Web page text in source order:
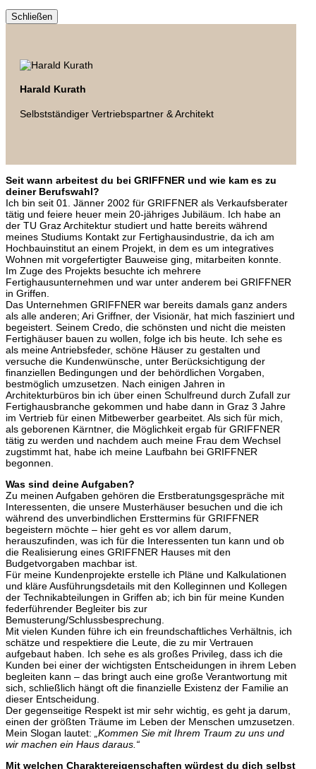
Schließen
Harald Kurath
Selbstständiger Vertriebspartner & Architekt
Seit wann arbeitest du bei GRIFFNER und wie kam es zu
deiner Berufswahl?
Ich bin seit 01. Jänner 2002 für GRIFFNER als Verkaufsberater
tätig und feiere heuer mein 20-jähriges Jubiläum. Ich habe an
der TU Graz Architektur studiert und hatte bereits während
meines Studiums Kontakt zur Fertighausindustrie, da ich am
Hochbauinstitut an einem Projekt, in dem es um integratives
Wohnen mit vorgefertigter Bauweise ging, mitarbeiten konnte.
Im Zuge des Projekts besuchte ich mehrere
Fertighausunternehmen und war unter anderem bei GRIFFNER
in Griffen.
Das Unternehmen GRIFFNER war bereits damals ganz anders
als alle anderen; Ari Griffner, der Visionär, hat mich fasziniert und
begeistert. Seinem Credo, die schönsten und nicht die meisten
Fertighäuser bauen zu wollen, folge ich bis heute. Ich sehe es
als meine Antriebsfeder, schöne Häuser zu gestalten und
versuche die Kundenwünsche, unter Berücksichtigung der
finanziellen Bedingungen und der behördlichen Vorgaben,
bestmöglich umzusetzen. Nach einigen Jahren in
Architekturbüros bin ich über einen Schulfreund durch Zufall zur
Fertighausbranche gekommen und habe dann in Graz 3 Jahre
im Vertrieb für einen Mitbewerber gearbeitet. Als sich für mich,
als geborenen Kärntner, die Möglichkeit ergab für GRIFFNER
tätig zu werden und nachdem auch meine Frau dem Wechsel
zugstimmt hat, habe ich meine Laufbahn bei GRIFFNER
begonnen.
Was sind deine Aufgaben?
Zu meinen Aufgaben gehören die Erstberatungsgespräche mit
Interessenten, die unsere Musterhäuser besuchen und die ich
während des unverbindlichen Ersttermins für GRIFFNER
begeistern möchte – hier geht es vor allem darum,
herauszufinden, was ich für die Interessenten tun kann und ob
die Realisierung eines GRIFFNER Hauses mit den
Budgetvorgaben machbar ist.
Für meine Kundenprojekte erstelle ich Pläne und Kalkulationen
und kläre Ausführungsdetails mit den Kolleginnen und Kollegen
der Technikabteilungen in Griffen ab; ich bin für meine Kunden
federführender Begleiter bis zur
Bemusterung/Schlussbesprechung.
Mit vielen Kunden führe ich ein freundschaftliches Verhältnis, ich
schätze und respektiere die Leute, die zu mir Vertrauen
aufgebaut haben. Ich sehe es als großes Privileg, dass ich die
Kunden bei einer der wichtigsten Entscheidungen in ihrem Leben
begleiten kann – das bringt auch eine große Verantwortung mit
sich, schließlich hängt oft die finanzielle Existenz der Familie an
dieser Entscheidung.
Der gegenseitige Respekt ist mir sehr wichtig, es geht ja darum,
einen der größten Träume im Leben der Menschen umzusetzen.
Mein Slogan lautet:
„Kommen Sie mit Ihrem Traum zu uns und
wir machen ein Haus daraus.“
Mit welchen Charaktereigenschaften würdest du dich selbst